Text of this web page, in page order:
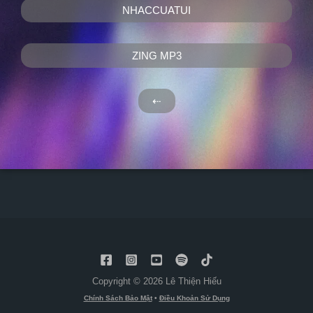
NHACCUATUI
ZING MP3
⇠
Copyright © 2026 Lê Thiện Hiếu
Chính Sách Bảo Mật• Điều Khoản Sử Dụng